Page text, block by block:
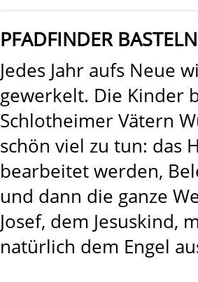
PFADFINDER
Jedes Jahr aufs Neue
gewerkelt. Die Kinder
Schlotheimer Vätern
schön viel zu tun: das
bearbeitet werden,
und dann die ganze
Josef, dem Jesuskind,
natürlich dem Engel